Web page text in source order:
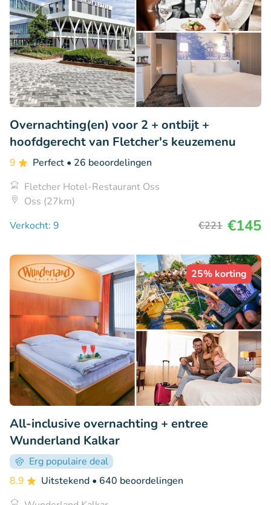
Overnachting(en) voor 2 + ontbijt +
hoofdgerecht van Fletcher's keuzemenu
9 Perfect • 26 beoordelingen
Fletcher Hotel-Restaurant Oss
Oss (27km)
Verkocht: 9
€221 €145
25% korting
All-inclusive overnachting + entree
Wunderland Kalkar
Erg populaire deal
8.9
Uitstekend • 640 beoordelingen